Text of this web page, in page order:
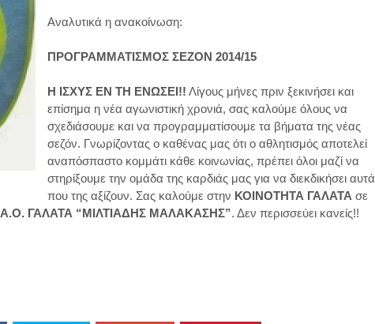
Αναλυτικά η ανακοίνωση:
ΠΡΟΓΡΑΜΜΑΤΙΣΜΟΣ ΣΕΖΟΝ 2014/15
Η ΙΣΧΥΣ ΕΝ ΤΗ ΕΝΩΣΕΙ!! Λίγους μήνες πριν ξεκινήσει και
επίσημα η νέα αγωνιστική χρονιά, σας καλούμε όλους να
σχεδιάσουμε και να προγραμματίσουμε τα βήματα της νέας
σεζόν. Γνωρίζοντας ο καθένας μας ότι ο αθλητισμός αποτελεί
αναπόσπαστο κομμάτι κάθε κοινωνίας, πρέπει όλοι μαζί να
στηρίξουμε την ομάδα της καρδιάς μας για να διεκδικήσει αυτά
που της αξίζουν. Σας καλούμε στην ΚΟΙΝΟΤΗΤΑ ΓΑΛΑΤΑ σε
Α.Ο. ΓΑΛΑΤΑ “ΜΙΛΤΙΑΔΗΣ ΜΑΛΑΚΑΣΗΣ”. Δεν περισσεύει κανείς!!